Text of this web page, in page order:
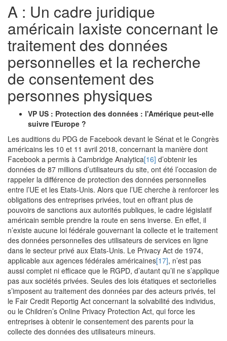
A : Un cadre juridique
américain laxiste concernant le
traitement des données
personnelles et la recherche
de consentement des
personnes physiques
VP US : Protection des données : l'Amérique peut-elle
suivre l'Europe ?
Les auditions du PDG de Facebook devant le Sénat et le Congrès
américains les 10 et 11 avril 2018, concernant la manière dont
Facebook a permis à Cambridge Analytica[16] d’obtenir les
données de 87 millions d’utilisateurs du site, ont été l’occasion de
rappeler la différence de protection des données personnelles
entre l’UE et les Etats-Unis. Alors que l’UE cherche à renforcer les
obligations des entreprises privées, tout en offrant plus de
pouvoirs de sanctions aux autorités publiques, le cadre législatif
américain semble prendre la route en sens inverse. En effet, il
n’existe aucune loi fédérale gouvernant la collecte et le traitement
des données personnelles des utilisateurs de services en ligne
dans le secteur privé aux Etats-Unis. Le Privacy Act de 1974,
applicable aux agences fédérales américaines[17], n’est pas
aussi complet ni efficace que le RGPD, d’autant qu’il ne s’applique
pas aux sociétés privées. Seules des lois étatiques et sectorielles
s’imposent au traitement des données par des acteurs privés, tel
le Fair Credit Reportig Act concernant la solvabilité des individus,
ou le Children’s Online Privacy Protection Act, qui force les
entreprises à obtenir le consentement des parents pour la
collecte des données des utilisateurs mineurs.